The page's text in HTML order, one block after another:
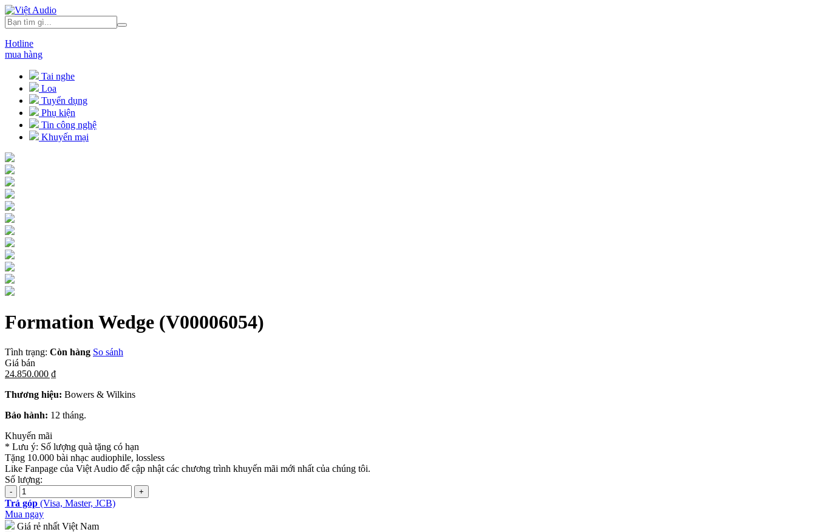
Hotline
mua hàng
Tai nghe
Loa
Tuyển dụng
Phụ kiện
Tin công nghệ
Khuyến mại
Formation Wedge (V00006054)
Tình trạng: Còn hàng So sánh
Giá bán
24.850.000 ₫
Thương hiệu: Bowers & Wilkins
Bảo hành: 12 tháng.
Khuyến mãi
* Lưu ý: Số lượng quà tặng có hạn
Tặng 10.000 bài nhạc audiophile, lossless
Like Fanpage của Việt Audio để cập nhật các chương trình khuyến mãi mới nhất của chúng tôi.
Số lượng:
Trả góp (Visa, Master, JCB)
Mua ngay
Giá rẻ nhất Việt Nam